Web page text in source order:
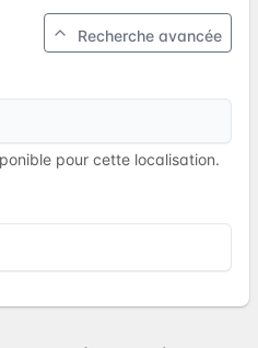
Recherche avancée
pour cette localisation.